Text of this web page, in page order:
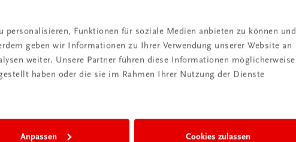
Funktionen für soziale Medien anbieten zu können und
geben wir Informationen zu Ihrer Verwendung unserer Website an
weiter. Unsere Partner führen diese Informationen möglicherweise
haben oder die sie im Rahmen Ihrer Nutzung der Dienste
Anpassen Cookies zulassen